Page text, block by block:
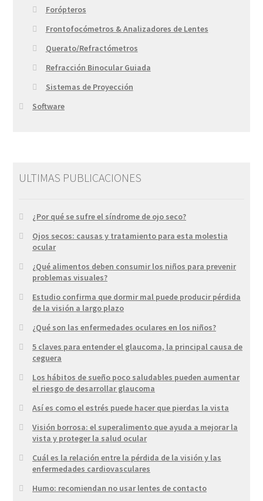
Forópteros
Frontofocómetros & Analizadores de Lentes
Querato/Refractómetros
Refracción Binocular Guiada
Sistemas de Proyección
Software
ULTIMAS PUBLICACIONES
¿Por qué se sufre el síndrome de ojo seco?
Ojos secos: causas y tratamiento para esta molestia
ocular
¿Qué alimentos deben consumir los niños para prevenir
problemas visuales?
Estudio confirma que dormir mal puede producir pérdida
de la visión a largo plazo
¿Qué son las enfermedades oculares en los niños?
5 claves para entender el glaucoma, la principal causa de
ceguera
Los hábitos de sueño poco saludables pueden aumentar
el riesgo de desarrollar glaucoma
Así es como el estrés puede hacer que pierdas la vista
Visión borrosa: el superalimento que ayuda a mejorar la
vista y proteger la salud ocular
Cuál es la relación entre la pérdida de la visión y las
enfermedades cardiovasculares
Humo: recomiendan no usar lentes de contacto